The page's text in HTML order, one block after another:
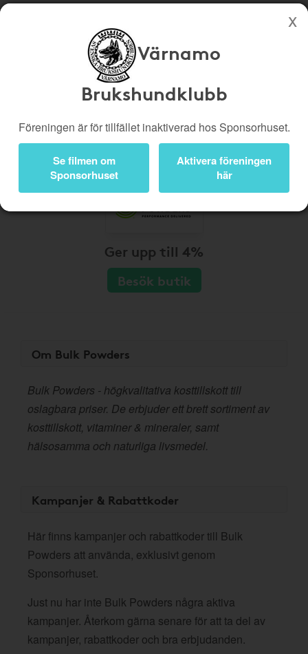
Köp genom denna sida stöttar Värnamo Brukshundklubb
Bli medlem
Logga in
Värnamo
Brukshundklubb
Föreningen är för tillfället inaktiverad hos Sponsorhuset.
Se filmen om
Sponsorhuset
Aktivera föreningen
här
Ger upp till 4%
Besök butik
Om Bulk Powders
Bulk Powders - högkvalitativa kosttillskott till
oslagbara priser. De erbjuder ett brett sortiment av
kosttillskott, vitaminer & mineraler, samt
hälsosamma och naturliga livsmedel.
Kampanjer & Rabattkoder
Här finns kampanjer och rabattkoder till Bulk
Powders att använda, exklusivt genom
Sponsorhuset.
Just nu har inte Bulk Powders några aktiva
kampanjer. Återkom gärna senare för att ta del av
kampanjer, rabattkoder och bra erbjudanden.